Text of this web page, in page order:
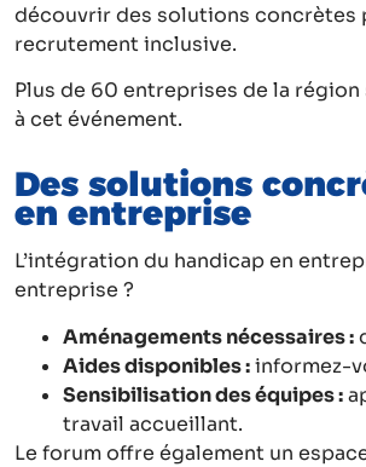
découvrir des solutions concrètes
recrutement inclusive.
Plus de 60 entreprises de la
à cet événement.
Des solutions
en entreprise
L’intégration du handicap en
entreprise ?
Aménagements nécessaires :
Aides disponibles :informez-
Sensibilisation des équipes :
travail accueillant.
Le forum offre également un